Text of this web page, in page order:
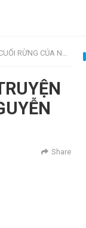
NGUYỄN MINH CHÂU
Share